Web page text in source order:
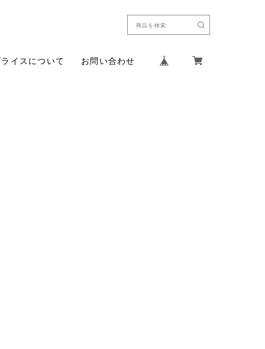
イスについて お問い合わせ